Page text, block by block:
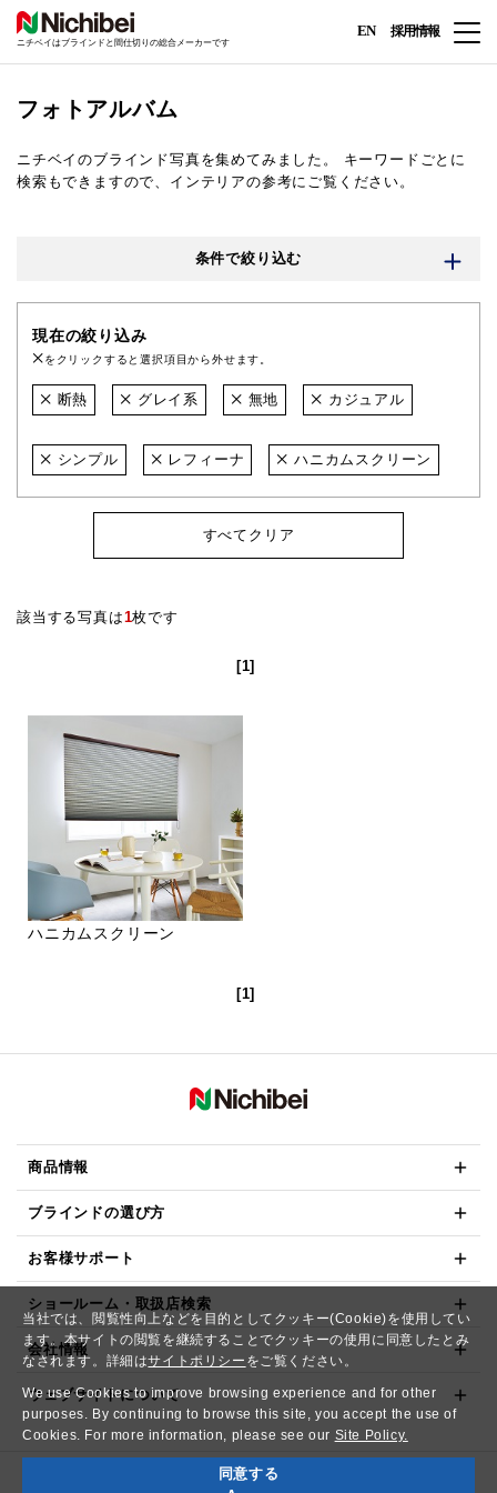
当社では、閲覧性向上などを目的としてクッキー(Cookie)を使用してい
ます。本サイトの閲覧を継続することでクッキーの使用に同意したとみ
なされます。詳細はサイトポリシー をご覧ください。
We use Cookies to improve browsing experience and for other
purposes. By continuing to browse this site, you accept the use of
Cookies. For more information, please see our Site Policy.
同意する
ニチベイはブラインドと間仕切りの総合メーカーです
EN 採用情報
フォトアルバム
ニチベイのブラインド写真を集めてみました。
キーワードごとに
検索もできますので、インテリアの参考にご覧ください。
条件で絞り込む
現在の絞り込み
をクリックすると選択項目から外せます。
断熱 グレイ系 無地 カジュアル
シンプル レフィーナ ハニカムスクリーン
すべてクリア
該当する写真は1枚です
[1]
ハニカムスクリーン
[1]
商品情報
ブラインドの選び方
お客様サポート
ショールーム・取扱店検索
会社情報
ウェブサイトについて
Copyright© NICHIBEI CO.,LTD. All Rights Reserved.